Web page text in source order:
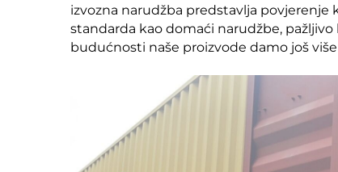
izvozna narudžba predstavlja povjerenje
standarda kao domaći narudžbe,
budućnosti naše proizvode damo još